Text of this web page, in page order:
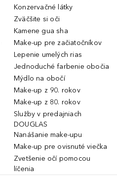
Konzervačné látky
Zväčšite si oči
Kamene gua sha
Make-up pre začiatočníkov
Lepenie umelých rias
Jednoduché farbenie obočia
Mýdlo na obočí
Make-up z 90. rokov
Make-up z 80. rokov
Služby v predajniach
DOUGLAS
Nanášanie make-upu
Make-up pre ovisnuté viečka
Zvetšenie očí pomocou
líčenia